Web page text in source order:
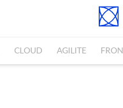
CLOUD AGILITE